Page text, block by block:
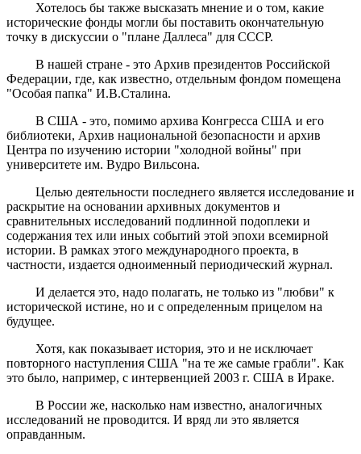
Хотелось бы также высказать мнение и о том, какие
исторические фонды могли бы поставить окончательную
точку в дискуссии о "плане Даллеса" для СССР.
В нашей стране - это Архив президентов Российской
Федерации, где, как известно, отдельным фондом помещена
"Особая папка" И.В.Сталина.
В США - это, помимо архива Конгресса США и его
библиотеки, Архив национальной безопасности и архив
Центра по изучению истории "холодной войны" при
университете им. Вудро Вильсона.
Целью деятельности последнего является исследование и
раскрытие на основании архивных документов и
сравнительных исследований подлинной подоплеки и
содержания тех или иных событий этой эпохи всемирной
истории. В рамках этого международного проекта, в
частности, издается одноименный периодический журнал.
И делается это, надо полагать, не только из "любви" к
исторической истине, но и с определенным прицелом на
будущее.
Хотя, как показывает история, это и не исключает
повторного наступления США "на те же самые грабли". Как
это было, например, с интервенцией 2003 г. США в Ираке.
В России же, насколько нам известно, аналогичных
исследований не проводится. И вряд ли это является
оправданным.